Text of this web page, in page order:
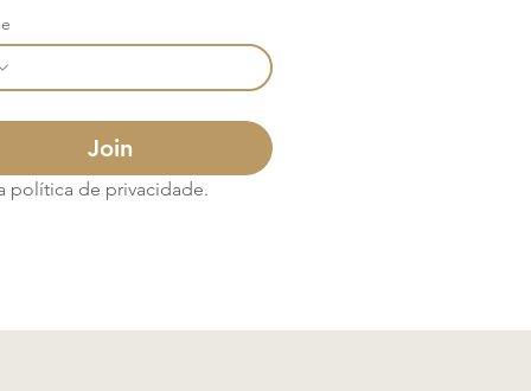
Join
política de privacidade.